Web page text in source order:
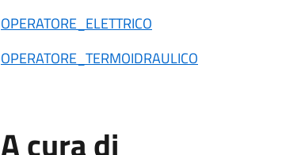
OPERATORE_ELETTRICO
OPERATORE_TERMOIDRAULICO
A cura di